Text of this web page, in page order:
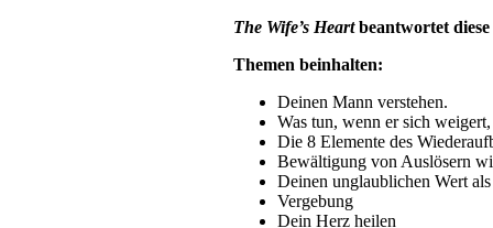
The Wife’s Heartbeantwortet
Themen beinhalten:
Deinen Mann verstehen.
Was tun, wenn er sich
Die 8 Elemente des
Bewältigung von Auslösern
Deinen unglaublichen Wert
Vergebung
Dein Herz heilen